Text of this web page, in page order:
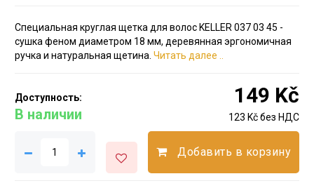
Специальная круглая щетка для волос KELLER 037 03 45 -
сушка феном диаметром 18 мм, деревянная эргономичная
ручка и натуральная щетина. Читать далее ..
Доступность:
В наличии
149 Kč
123 Kč без НДС
Добавить в корзину